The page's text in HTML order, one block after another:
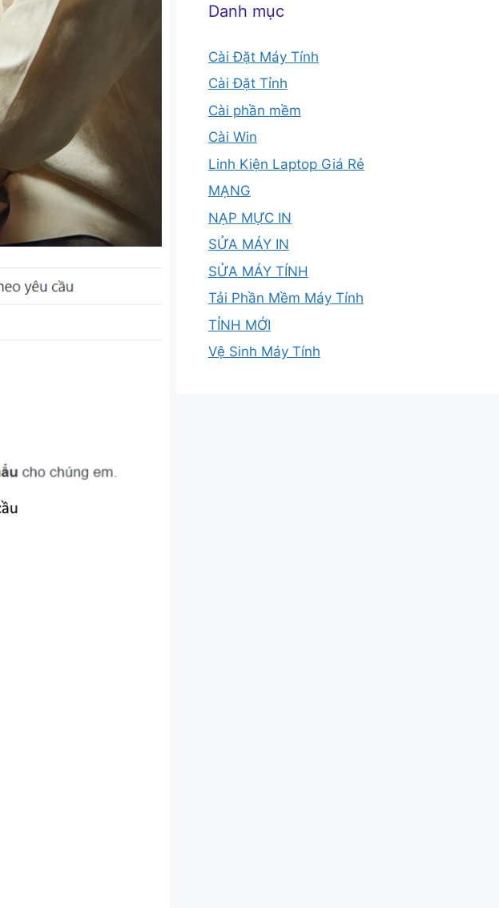
Danh mục
Cài Đặt Máy Tính
Cài Đặt Tỉnh
Cài phần mềm
Cài Win
Linh Kiện Laptop Giá Rẻ
MẠNG
NẠP MỰC IN
SỬA MÁY IN
SỬA MÁY TÍNH
Tải Phần Mềm Máy Tính
TỈNH MỚI
Vệ Sinh Máy Tính